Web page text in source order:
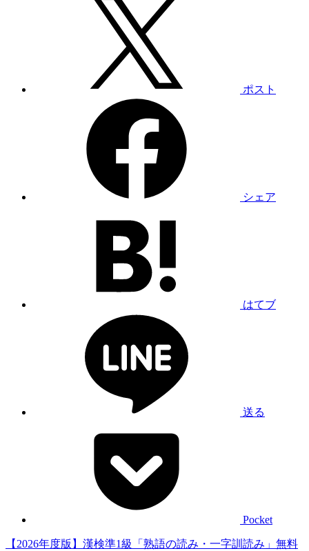
ポスト
シェア
はてブ
送る
Pocket
【2026年度版】漢検準1級「熟語の読み・一字訓読み」無料